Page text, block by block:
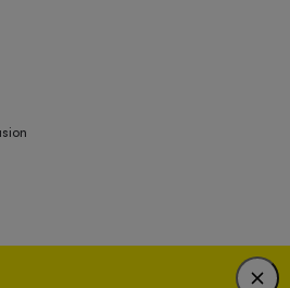
des syndicats, des producteurs et des